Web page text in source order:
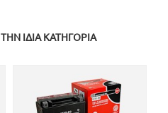
ΊΔΙΑ ΚΑΤΗΓΟΡΊΑ